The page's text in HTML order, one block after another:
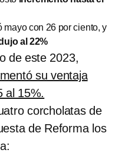
mayo con 26 por ciento, y
al 22%
de este 2023,
su ventaja
al 15%.
corcholatas de
de Reforma los